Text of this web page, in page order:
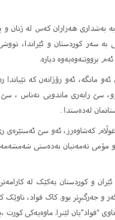
بەشداری هەزاران کەس لە ژنان و
ساڵەی رژیمی ئیسلامیی بە سەر كوردستان
بزووتنەوەیەوە دیارە.
یه‌كه‌می مانگی خه‌رمانان رێكه‌وته‌كانی ٤ و ٩ و ١٣ی ئه‌و
سێ رابه‌ری ماندویی نه‌ناس ،
لەدەستدا .
كه‌شاوه‌رز، ئەو سێ ئه‌ستێره‌ی
مۆمی تەمەنیان بەدەستی
ئێران و کوردستان یەکێک لە
جەرگبڕتر بوو. کاک فواد، ناوێک
لێنرا. ماوەیەکی کورت